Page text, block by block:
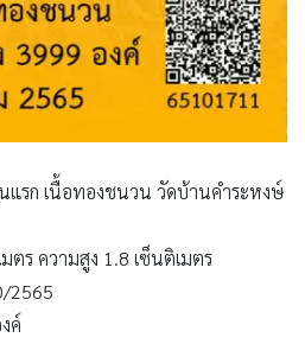
รก เนื้อทองชนวน วัดบ้านคำระหงษ์
ตร ความสูง 1.8 เซ็นติเมตร
2565
ค์